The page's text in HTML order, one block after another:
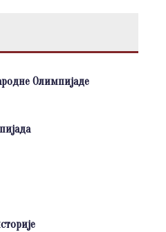
Олимпијаде